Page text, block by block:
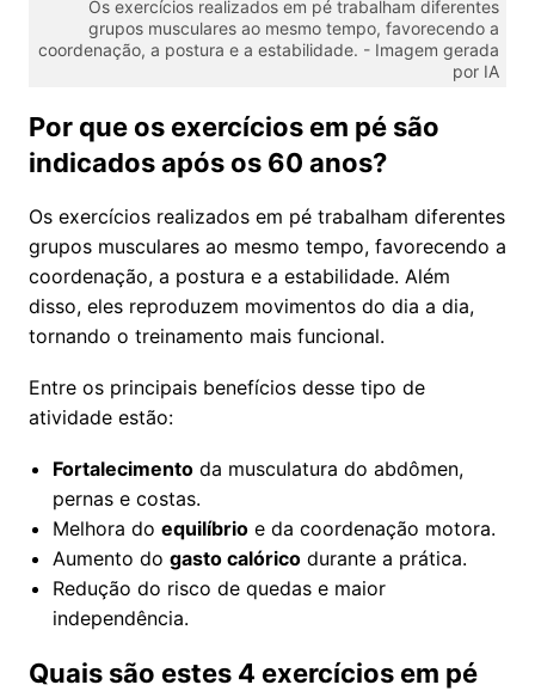
Os exercícios realizados em pé trabalham diferentes
grupos musculares ao mesmo tempo, favorecendo a
coordenação, a postura e a estabilidade. - Imagem gerada
por IA
Por que os exercícios em pé são
indicados após os 60 anos?
Os exercícios realizados em pé trabalham diferentes
grupos musculares ao mesmo tempo, favorecendo a
coordenação, a postura e a estabilidade. Além
disso, eles reproduzem movimentos do dia a dia,
tornando o treinamento mais funcional.
Entre os principais benefícios desse tipo de
atividade estão:
Fortalecimento da musculatura do abdômen,
pernas e costas.
Melhora do equilíbrio e da coordenação motora.
Aumento do gasto calórico durante a prática.
Redução do risco de quedas e maior
independência.
Quais são estes 4 exercícios em pé